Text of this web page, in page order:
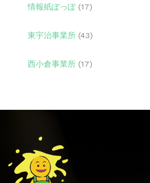
情報紙ぽっぽ(17)
東宇治事業所 (43)
西小倉事業所 (17)